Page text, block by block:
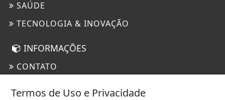
SAÚDE
TECNOLOGIA & INOVAÇÃO
INFORMAÇÕES
CONTATO
Termos de Uso e Privacidade